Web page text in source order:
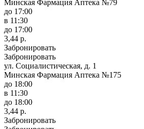
Минская Фармация Аптека №79
до 17:00
в 11:30
до 17:00
3,44 р.
Забронировать
Забронировать
ул. Социалистическая, д. 1
Минская Фармация Аптека №175
до 18:00
в 11:30
до 18:00
3,44 р.
Забронировать